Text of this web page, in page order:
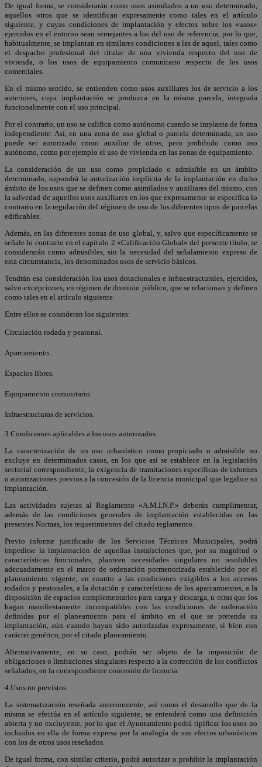
De igual forma, se considerarán como usos asimilados a un uso determinado,
aquellos otros que se identifican expresamente como tales en el artículo
siguiente, y cuyas condiciones de implantación y efectos sobre los «usos»
ejercidos en el entorno sean semejantes a los del uso de referencia, por lo que,
habitualmente, se implantan en similares condiciones a las de aquel, tales como
el despacho profesional del titular de una vivienda respecto del uso de
vivienda, o los usos de equipamiento comunitario respecto de los usos
comerciales.
En el mismo sentido, se entienden como usos auxiliares los de servicio a los
anteriores, cuya implantación se produzca en la misma parcela, integrada
funcionalmente con el uso principal.
Por el contrario, un uso se califica como autónomo cuando se implanta de forma
independiente. Así, en una zona de uso global o parcela determinada, un uso
puede ser autorizado como auxiliar de otros, pero prohibido como uso
autónomo, como por ejemplo el uso de vivienda en las zonas de equipamiento.
La consideración de un uso como propiciado o admisible en un ámbito
determinado, supondrá la autorización implícita de la implantación en dicho
ámbito de los usos que se definen como asimilados y auxiliares del mismo, con
la salvedad de aquellos usos auxiliares en los que expresamente se especifica lo
contrario en la regulación del régimen de uso de los diferentes tipos de parcelas
edificables.
Además, en las diferentes zonas de uso global, y, salvo que específicamente se
señale lo contrario en el capítulo 2 «Calificación Global» del presente título, se
considerarán como admisibles, sin la necesidad del señalamiento expreso de
esta circunstancia, los denominados usos de servicio básicos.
Tendrán esa consideración los usos dotacionales e infraestructurales, ejercidos,
salvo excepciones, en régimen de dominio público, que se relacionan y definen
como tales en el artículo siguiente.
Entre ellos se consideran los siguientes:
Circulación rodada y peatonal.
Aparcamiento.
Espacios libres.
Equipamiento comunitario.
Infraestructuras de servicios.
3.Condiciones aplicables a los usos autorizados.
La caracterización de un uso urbanístico como propiciado o admisible no
excluye en determinados casos, en los que así se establece en la legislación
sectorial correspondiente, la exigencia de tramitaciones específicas de informes
o autorizaciones previos a la concesión de la licencia municipal que legalice su
implantación.
Las actividades sujetas al Reglamento «A.M.I.N.P.» deberán cumplimentar,
además de las condiciones generales de implantación establecidas en las
presentes Normas, los requerimientos del citado reglamento.
Previo informe justificado de los Servicios Técnicos Municipales, podrá
impedirse la implantación de aquellas instalaciones que, por su magnitud o
características funcionales, planteen necesidades singulares no resolubles
adecuadamente en el marco de ordenación pormenorizada establecido por el
planeamiento vigente, en cuanto a las condiciones exigibles a los accesos
rodados y peatonales, a la dotación y características de los aparcamientos, a la
disposición de espacios complementarios para carga y descarga, u otras que los
hagan manifiestamente incompatibles con las condiciones de ordenación
definidas por el planeamiento para el ámbito en el que se pretenda su
implantación, aún cuando hayan sido autorizadas expresamente, si bien con
carácter genérico, por el citado planeamiento.
Alternativamente, en su caso, podrán ser objeto de la imposición de
obligaciones o limitaciones singulares respecto a la corrección de los conflictos
señalados, en la correspondiente concesión de licencia.
4.Usos no previstos.
La sistematización reseñada anteriormente, así como el desarrollo que de la
misma se efectúa en el artículo siguiente, se entenderá como una definición
abierta y no excluyente, por lo que el Ayuntamiento podrá tipificar los usos no
incluidos en ella de forma expresa por la analogía de sus efectos urbanísticos
con los de otros usos reseñados.
De igual forma, con similar criterio, podrá autorizar o prohibir la implantación